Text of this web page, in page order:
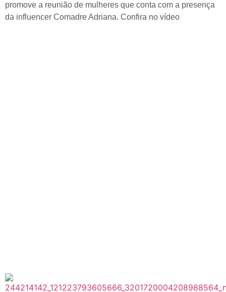
promove a reunião de mulheres que conta com a presença
da influencer Comadre Adriana. Confira no vídeo